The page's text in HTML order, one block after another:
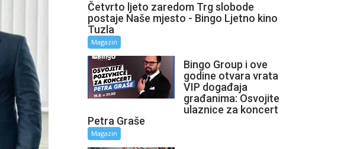
Četvrto ljeto zaredom Trg slobode
postaje Naše mjesto - Bingo Ljetno kino
Tuzla
Magazin
Bingo Group i ove
godine otvara vrata
VIP događaja
građanima: Osvojite
ulaznice za koncert
Petra Graše
Magazin